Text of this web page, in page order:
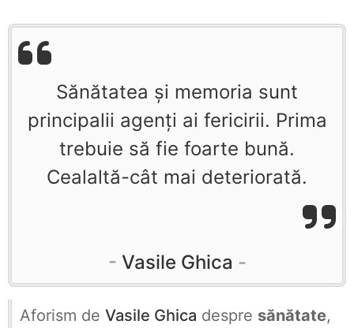
Sănătatea şi memoria sunt
principalii agenţi ai fericirii. Prima
trebuie să fie foarte bună.
Cealaltă-cât mai deteriorată.
Vasile Ghica
Aforism de Vasile Ghica despre sănătate,